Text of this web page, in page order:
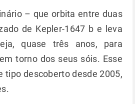
– que orbita entre duas
de Kepler-1647 b e leva
quase três anos, para
torno dos seus sóis. Esse
tipo descoberto desde 2005,